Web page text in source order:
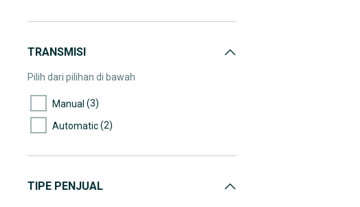
TRANSMISI
Pilih dari pilihan di bawah
Manual (3)
Automatic(2)
TIPE PENJUAL